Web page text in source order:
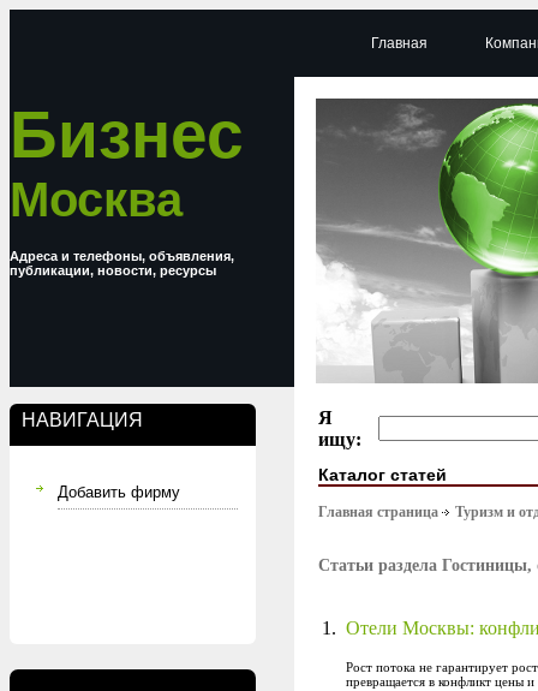
Бизнес
Москва
Адреса и телефоны, объявления,
публикации, новости, ресурсы
НАВИГАЦИЯ
Добавить фирму
Главная
Я
ищу:
Каталог статей
Главная страница Туризм и
Статьи раздела Гостиницы,
1. Отели Москвы:
Рост потока не гарантирует
превращается в конфликт цены